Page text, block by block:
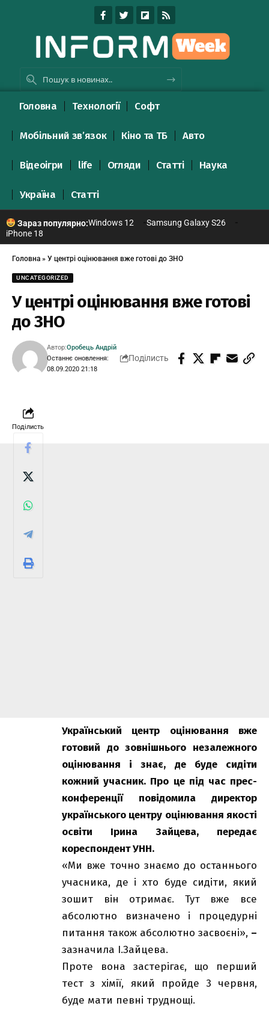
Головна Технології Софт
Мобільний зв’язок Кіно та ТБ Авто
Відеоігри life Огляди Статті Наука
Україна Статті
Зараз популярно:Windows 12
Samsung Galaxy S26
iPhone 18
Головна » У центрі оцінювання вже готові до ЗНО
UNCATEGORIZED
У центрі оцінювання вже готові
до ЗНО
Останнє оновлення:
08.09.2020 21:18
Автор:Оробець Андрій
Поділисть
Поділисть
Український центр оцінювання вже
готовий до зовнішнього незалежного
оцінювання і знає, де буде сидіти
кожний учасник. Про це під час прес-
конференції повідомила директор
українського центру оцінювання якості
освіти Ірина Зайцева, передає
кореспондентУНН.
«Ми вже точно знаємо до останнього
учасника, де і хто буде сидіти, який
зошит він отримає. Тут вже все
абсолютно визначено і процедурні
питання також абсолютно засвоєні», –
зазначила І.Зайцева.
Проте вона застерігає, що перший
тест з хімії, який пройде 3 червня,
буде мати певні труднощі.